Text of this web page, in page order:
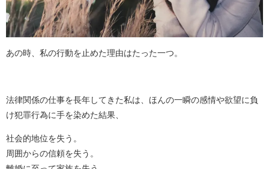
あの時、私の行動を止めた理由はたった一つ。
法律関係の仕事を長年してきた私は、ほんの一瞬の感情や欲望に負
け犯罪行為に手を染めた結果、
社会的地位を失う。
周囲からの信頼を失う。